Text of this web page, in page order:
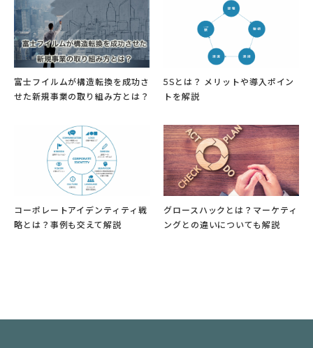
富士フイルムが構造転換を成功さ
せた新規事業の取り組み方とは？
5Sとは？ メリットや導入ポイン
トを解説
コーポレートアイデンティティ戦
略とは？事例も交えて解説
グロースハックとは？マーケティ
ングとの違いについても解説